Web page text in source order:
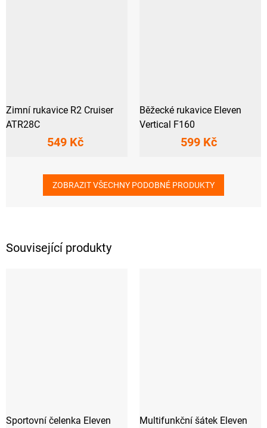
Související produkty
Sportovní čelenka Eleven
Multifunkční šátek Eleven
Zimní rukavice R2 Cruiser
ATR28C
549 Kč
Běžecké rukavice Eleven
Vertical F160
599 Kč
ZOBRAZIT VŠECHNY PODOBNÉ PRODUKTY